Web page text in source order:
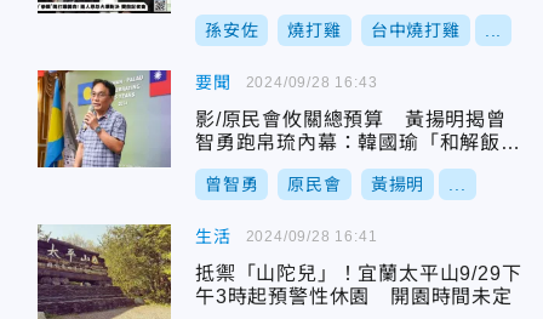
傷勢曝光
孫安佐 燒打雞 台中燒打雞
要聞
影/原民會攸關總預算 黃揚明揭曾
智勇跑帛琉內幕：韓國瑜「和解飯」
恐卡關
曾智勇 原民會 黃揚明
2024/09/28 16:43
生活
抵禦「山陀兒」！宜蘭太平山9/29下
午3時起預警性休園 開園時間未定
2024/09/28 16:41